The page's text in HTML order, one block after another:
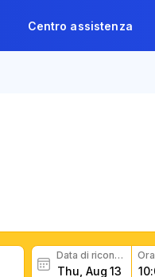
Centro assistenza
Data di riconsegna Ora